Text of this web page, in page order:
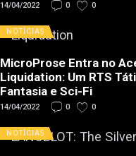
14/04/2022 0 0
NOTÍCIAS
MicroProse Entra no
Liquidation: Um RTS
Fantasia e Sci-Fi
14/04/2022 0 0
NOTÍCIAS